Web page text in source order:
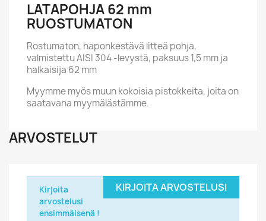
LATAPOHJA 62 mm
RUOSTUMATON
Rostumaton, haponkestävä litteä pohja,
valmistettu AISI 304 -levystä, paksuus 1,5 mm ja
halkaisija 62 mm
Myymme myös muun kokoisia pistokkeita, joita on
saatavana myymälästämme.
ARVOSTELUT
KIRJOITA ARVOSTELUSI
Kirjoita
arvostelusi
ensimmäisenä !